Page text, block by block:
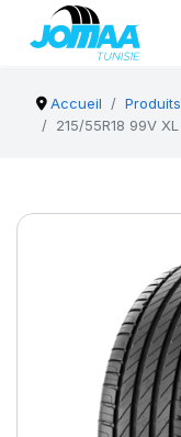
Accueil Produits
215/55R18 99V